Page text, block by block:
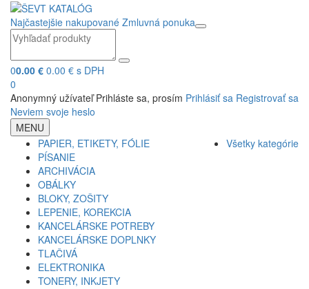
Najčastejšie nakupované Zmluvná ponuka
00.00 € 0.00 € s DPH
0
Anonymný užívateľ Prihláste sa, prosím Prihlásiť sa Registrovať sa
Neviem svoje heslo
MENU
PAPIER, ETIKETY, FÓLIE
PÍSANIE
ARCHIVÁCIA
OBÁLKY
BLOKY, ZOŠITY
LEPENIE, KOREKCIA
KANCELÁRSKE POTREBY
KANCELÁRSKE DOPLNKY
TLAČIVÁ
ELEKTRONIKA
TONERY, INKJETY
Všetky kategórie